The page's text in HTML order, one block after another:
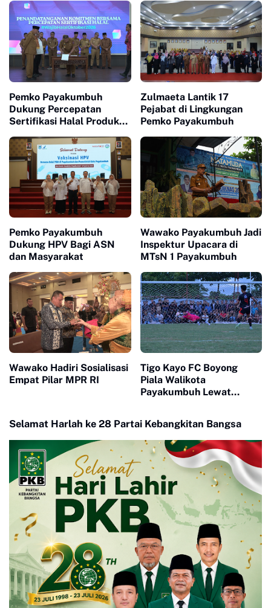
Pemko Payakumbuh
Dukung Percepatan
Sertifikasi Halal Produk
Zulmaeta Lantik 17
Pejabat di Lingkungan
Pemko Payakumbuh
Pemko Payakumbuh
Dukung HPV Bagi ASN
dan Masyarakat
Wawako Payakumbuh Jadi
Inspektur Upacara di
MTsN 1 Payakumbuh
Wawako Hadiri Sosialisasi
Empat Pilar MPR RI
Tigo Kayo FC Boyong
Piala Walikota
Payakumbuh Lewat
Selamat Harlah ke 28 Partai Kebangkitan Bangsa